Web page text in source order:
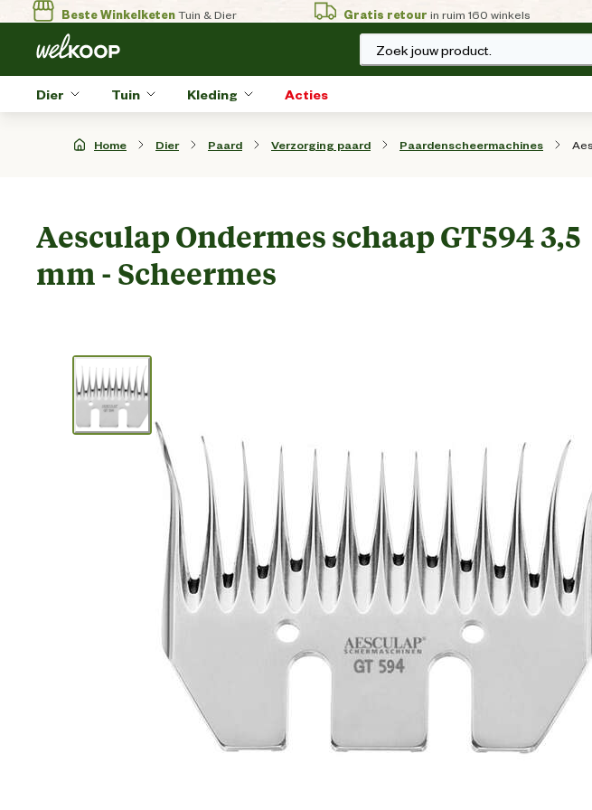
Beste WinkelketenTuin & Dier Gratis retour in ruim 160 winkels
Zoek jouw product.
Dier Tuin Kleding Acties
Home Dier Paard Verzorging paard Paardenscheermachines
Aesculap Ondermes schaap GT594 3,5
mm - Scheermes